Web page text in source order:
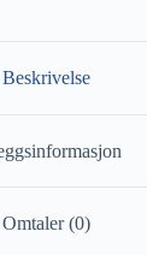
Beskrivelse
Omtaler (0)